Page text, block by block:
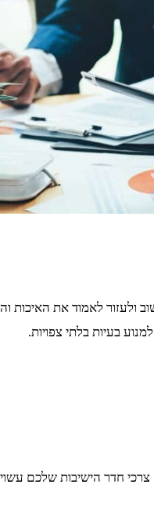
ולעזור לאמוד את האיכות
בעיות בלתי צפויות.
חדר הישיבות שלכם